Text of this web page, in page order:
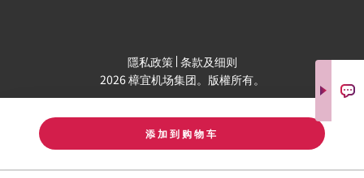
添加到购物车
隱私政策 条款及细则
2026 樟宜机场集团。版權所有。